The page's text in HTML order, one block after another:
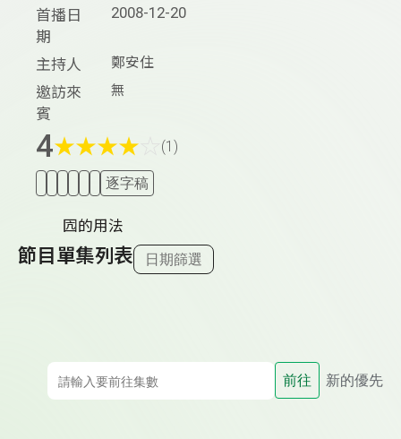
首播日
期
2008-12-20
主持人 鄭安住
邀訪來
賓
無
4★★★★ (1)
逐字稿
囥的用法
節目單集列表 日期篩選
前往 新的優先